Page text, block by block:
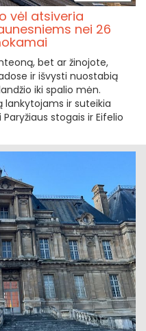
vėl atsiveria
nei 26
bet ar žinojote,
ir išvysti nuostabią
iki spalio mėn.
lankytojams ir suteikia
stogais ir Eifelio